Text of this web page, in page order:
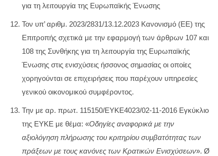
για τη λειτουργία της Ευρωπαϊκής Ένωσης
Τον υπ’ αριθμ. 2023/2831/13.12.2023 Κανονισμό (ΕΕ) της
Επιτροπής σχετικά με την εφαρμογή των άρθρων 107 και
108 της Συνθήκης για τη λειτουργία της Ευρωπαϊκής
Ένωσης στις ενισχύσεις ήσσονος σημασίας οι οποίες
χορηγούνται σε επιχειρήσεις που παρέχουν υπηρεσίες
γενικού οικονομικού συμφέροντος.
Την με αρ. πρωτ. 115150/ΕΥΚΕ4023/02-11-2016 Εγκύκλιο
της ΕΥΚΕ με θέμα: «Οδηγίες αναφορικά με την
αξιολόγηση πλήρωσης του κριτηρίου συμβατότητας των
πράξεων με τους κανόνες των Κρατικών Ενισχύσεων». Ø